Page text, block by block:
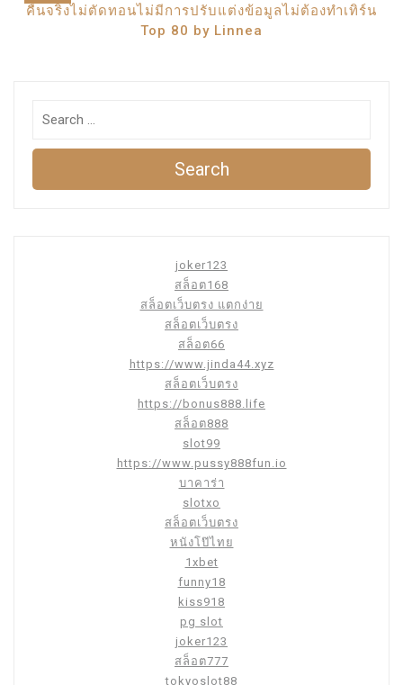
คืนจริงไม่ตัดทอนไม่มีการปรับแต่งข้อมูลไม่ต้องทำเทิร์น
Top 80 by Linnea
Search
joker123
สล็อต168
สล็อตเว็บตรง แตกง่าย
สล็อตเว็บตรง
สล็อต66
https://www.jinda44.xyz
สล็อตเว็บตรง
https://bonus888.life
สล็อต888
slot99
https://www.pussy888fun.io
บาคาร่า
slotxo
สล็อตเว็บตรง
หนังโป๊ไทย
1xbet
funny18
kiss918
pg slot
joker123
สล็อต777
tokyoslot88